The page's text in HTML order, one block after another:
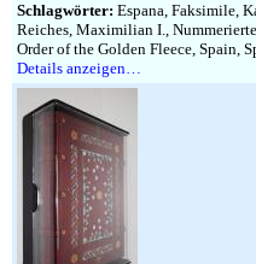
Schlagwörter: Espana, Faksimile,
Reiches, Maximilian I.,
Order of the Golden Fleece, Spain,
Details anzeigen…